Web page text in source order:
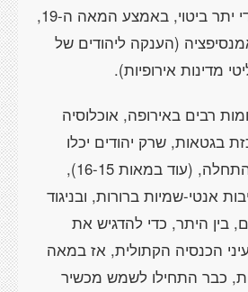
הגזענות, שבאה לידי יתר ביטוי, באמצע המאה ה-19,
(הענקה ליהודים של
מדינות אירופיות).
רבים באירופה, אוכלוסיה
בגטאות, שרק יהודים יכלו
לשבת בהם. אם בהתחלה, (עוד במאות 16-15),
אנטי-שמיות ברורות, ובניגוד
בין היתר, כדי להדגיש את
הכנסיה הקתולית, אז במאה
כבר התחילו לשמש מכשיר